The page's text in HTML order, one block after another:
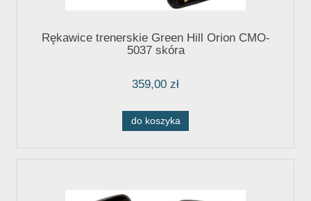
Rękawice trenerskie Green Hill Orion CMO-
5037 skóra
359,00 zł
do koszyka